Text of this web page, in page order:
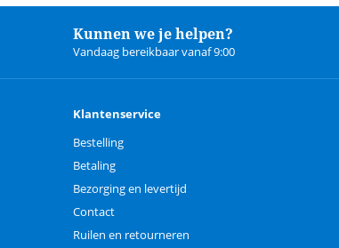
Kunnen we je helpen?
Vandaag bereikbaar vanaf 9:00
Klantenservice
Bestelling
Betaling
Bezorging en levertijd
Contact
Ruilen en retourneren